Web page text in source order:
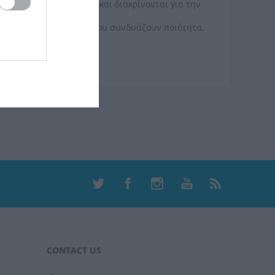
υγιεινής και διακρίνονται για την
πελάτες προϊόντα που συνδυάζουν ποιότητα,
CONTACT US